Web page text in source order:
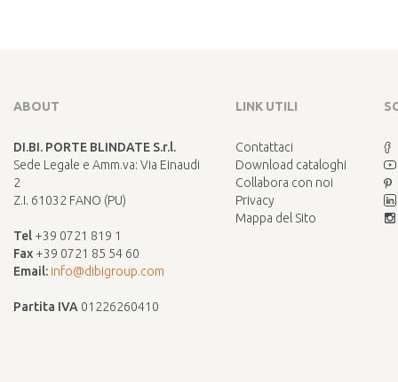
ABOUT
DI.BI. PORTE BLINDATE S.r.l.
Sede Legale e Amm.va: Via Einaudi
2
Z.I. 61032 FANO (PU)
Tel +39 0721 819 1
Fax +39 0721 85 54 60
Email: info@dibigroup.com
Partita IVA 01226260410
LINK UTILI
Contattaci
Download cataloghi
Collabora con noi
Privacy
Mappa del Sito